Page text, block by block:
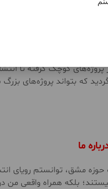
بزرگ
پروژه‌های کوچک گرفته تا
که بتواند پروژه‌های
ما
حوزه مشق، توانستم رویای
بلکه همراه واقعی من